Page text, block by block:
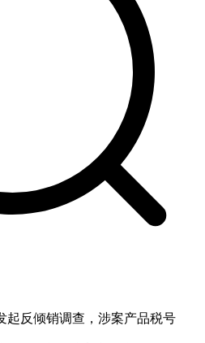
起反倾销调查，涉案产品税号